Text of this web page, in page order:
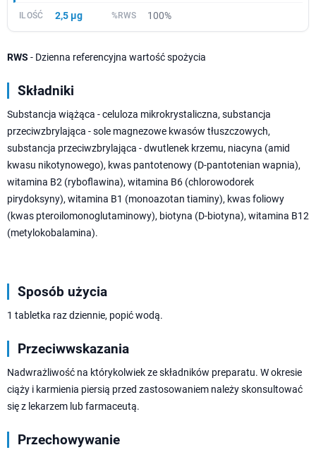
2,5 µg 100%
RWS - Dzienna referencyjna wartość spożycia
Składniki
Substancja wiążąca - celuloza mikrokrystaliczna, substancja
przeciwzbrylająca - sole magnezowe kwasów tłuszczowych,
substancja przeciwzbrylająca - dwutlenek krzemu, niacyna (amid
kwasu nikotynowego), kwas pantotenowy (D-pantotenian wapnia),
witamina B2 (ryboflawina), witamina B6 (chlorowodorek
pirydoksyny), witamina B1 (monoazotan tiaminy), kwas foliowy
(kwas pteroilomonoglutaminowy), biotyna (D-biotyna), witamina B12
(metylokobalamina).
Sposób użycia
1 tabletka raz dziennie, popić wodą.
Przeciwwskazania
Nadwrażliwość na którykolwiek ze składników preparatu. W okresie
ciąży i karmienia piersią przed zastosowaniem należy skonsultować
się z lekarzem lub farmaceutą.
Przechowywanie